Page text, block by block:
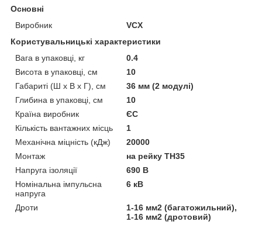
Основні
Виробник
VCX
Користувальницькі характеристики
Вага в упаковці, кг
0.4
Висота в упаковці, см
10
Габариті (Ш х В х Г), см
36 мм (2 модулі)
Глибина в упаковці, см
10
Країна виробник
ЄС
Кількість вантажних місць
1
Механічна міцність (кДж)
20000
Монтаж
на рейку TH35
Напруга ізоляції
690 В
Номінальна імпульсна
напруга
6 кВ
Дроти
1-16 мм2 (багатожильний),
1-16 мм2 (дротовий)